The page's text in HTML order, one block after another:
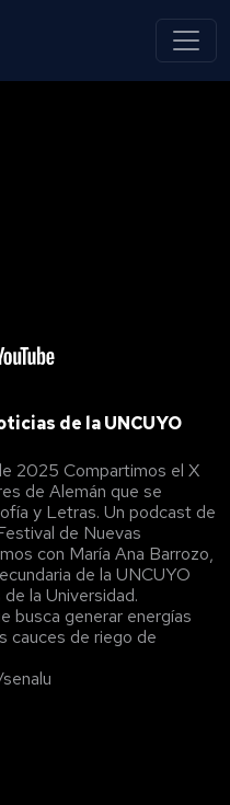
de la UNCUYO
2025 Compartimos el X
de Alemán que se
y Letras. Un podcast de
de Nuevas
con María Ana Barrozo,
de la UNCUYO
la Universidad.
busca generar energías
cauces de riego de